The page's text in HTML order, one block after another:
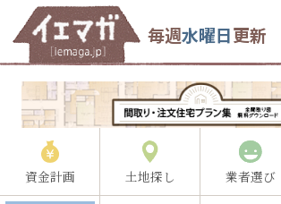
毎週水曜日更新
資金計画 土地探し 業者選び